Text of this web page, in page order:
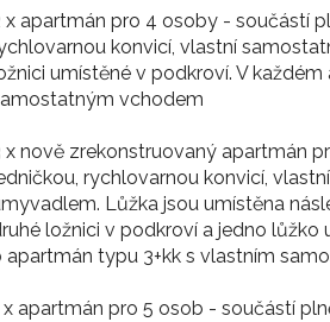
x apartmán pro 4 osoby - součástí
konvicí, vlastní
umístěné v podkroví. V
vchodem
x nově zrekonstruovaný apartmán
rychlovarnou konvicí,
Lůžka jsou umístěna
ložnici v podkroví a jedno lůžko
apartmán typu 3+kk s vlastním
x apartmán pro 5 osob - součástí